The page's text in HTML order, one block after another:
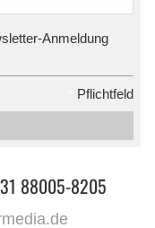
Anmeldung
Pflichtfeld
88005-8205